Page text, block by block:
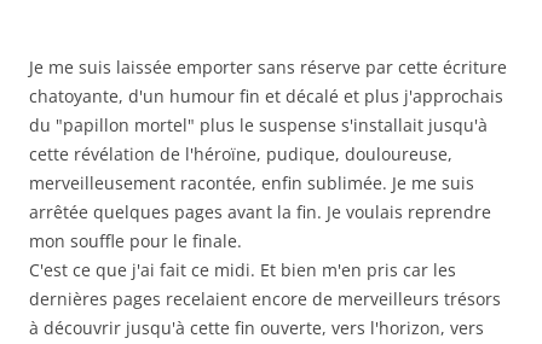
Je me suis laissée emporter sans réserve par cette écriture
chatoyante, d'un humour fin et décalé et plus j'approchais
du "papillon mortel" plus le suspense s'installait jusqu'à
cette révélation de l'héroïne, pudique, douloureuse,
merveilleusement racontée, enfin sublimée. Je me suis
arrêtée quelques pages avant la fin. Je voulais reprendre
mon souffle pour le finale.
C'est ce que j'ai fait ce midi. Et bien m'en pris car les
dernières pages recelaient encore de merveilleurs trésors
à découvrir jusqu'à cette fin ouverte, vers l'horizon, vers